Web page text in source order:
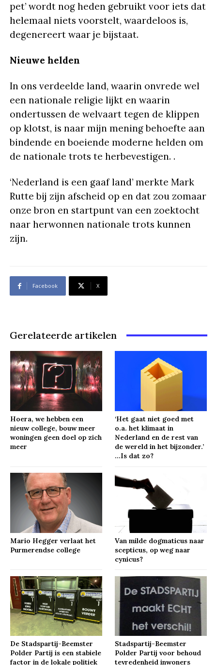
pet’ wordt nog heden gebruikt voor iets dat
helemaal niets voorstelt, waardeloos is,
degenereert waar je bijstaat.
Nieuwe helden
In ons verdeelde land, waarin onvrede wel
een nationale religie lijkt en waarin
ondertussen de welvaart tegen de klippen
op klotst, is naar mijn mening behoefte aan
bindende en boeiende moderne helden om
de nationale trots te herbevestigen. .
‘Nederland is een gaaf land’ merkte Mark
Rutte bij zijn afscheid op en dat zou zomaar
onze bron en startpunt van een zoektocht
naar herwonnen nationale trots kunnen
zijn.
Facebook X
Gerelateerde artikelen
Hoera, we hebben een
nieuw college, bouw meer
woningen geen doel op zich
meer
‘Het gaat niet goed met
o.a. het klimaat in
Nederland en de rest van
de wereld in het bijzonder.’
…Is dat zo?
Mario Hegger verlaat het
Purmerendse college
Van milde dogmaticus naar
scepticus, op weg naar
cynicus?
De Stadspartij-Beemster
Polder Partij is een stabiele
factor in de lokale politiek
Stadspartij-Beemster
Polder Partij voor behoud
tevredenheid inwoners